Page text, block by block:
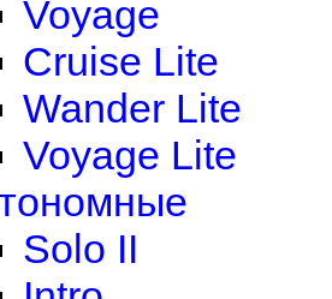
Voyage
Cruise Lite
Wander Lite
Voyage Lite
Solo II